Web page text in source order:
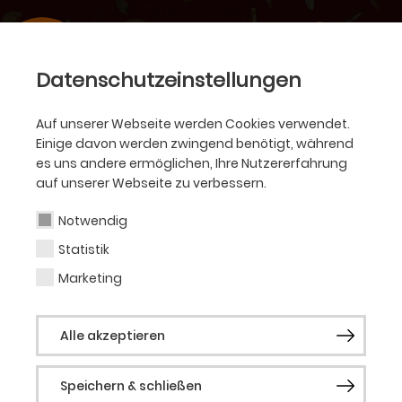
Datenschutzeinstellungen
Auf unserer Webseite werden Cookies verwendet.
Einige davon werden zwingend benötigt, während
es uns andere ermöglichen, Ihre Nutzererfahrung
auf unserer Webseite zu verbessern.
Notwendig
Statistik
Marketing
Alle akzeptieren
Speichern & schließen